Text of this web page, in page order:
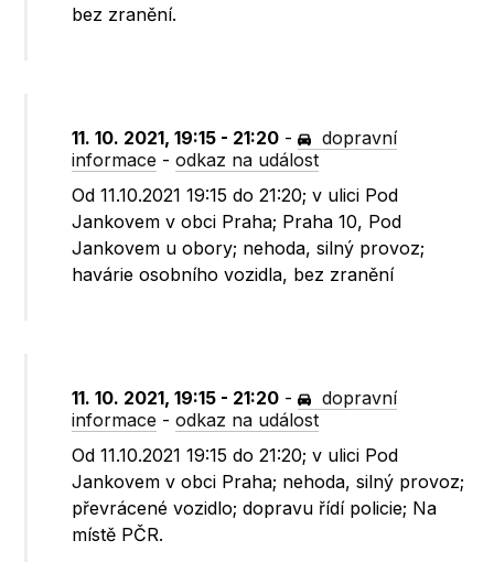
bez zranění.
11. 10. 2021, 19:15 - 21:20 -
dopravní
informace -odkaz na událost
Od 11.10.2021 19:15 do 21:20; v ulici Pod
Jankovem v obci Praha; Praha 10, Pod
Jankovem u obory; nehoda, silný provoz;
havárie osobního vozidla, bez zranění
11. 10. 2021, 19:15 - 21:20 -
dopravní
informace -odkaz na událost
Od 11.10.2021 19:15 do 21:20; v ulici Pod
Jankovem v obci Praha; nehoda, silný provoz;
převrácené vozidlo; dopravu řídí policie; Na
místě PČR.